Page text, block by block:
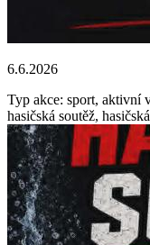
6.6.2026
Typ akce: sport, aktivní
hasičská soutěž,